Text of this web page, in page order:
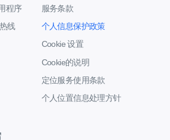
程序
线
服务条款
个人信息保护政策
Cookie 设置
Cookie的说明
定位服务使用条款
个人位置信息处理方针